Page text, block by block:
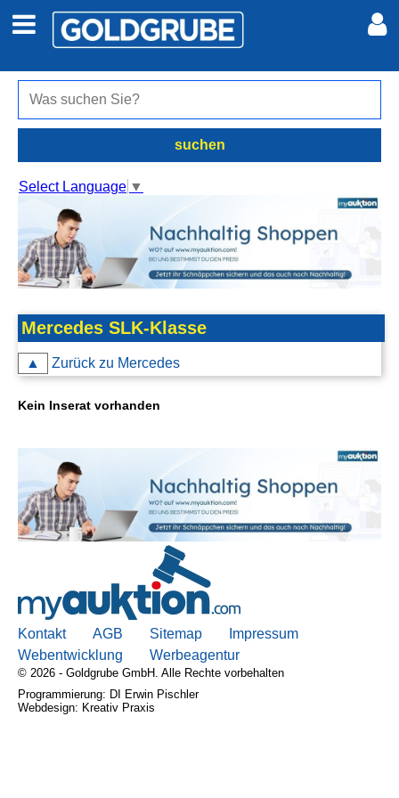
Auto + Motor
Jobs
Marktplatz
Erotik
Auktionen
jetzt inserieren
Kontakt
AGB, Nutzungsbedingungen
Impressum
Meine Inserate
Anmelden
suchen
Select Language ▼
Mercedes SLK-Klasse
▲ Zurück zu Mercedes
Kein Inserat vorhanden
Kontakt AGB Sitemap
Impressum
Webentwicklung
Werbeagentur
© 2026 - Goldgrube GmbH. Alle Rechte vorbehalten
Programmierung: DI Erwin Pischler
Webdesign: Kreativ Praxis